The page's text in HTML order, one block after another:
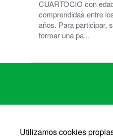
CUARTOCIO con
comprendidas entre
años. Para participar,
formar una pa...
Utilizamos cookies